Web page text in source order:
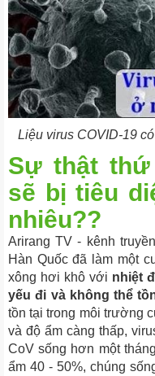
Liệu virus COVID-19
Sự thật thứ
sẽ bị tiêu
nhiêu??
Arirang TV - kênh
Hàn Quốc đã làm một
xông hơi khô với nhiệt
yếu đi và không thể
tồn tại trong môi trường
và độ ẩm càng thấp,
CoV sống hơn một
ẩm 40 - 50%, chúng